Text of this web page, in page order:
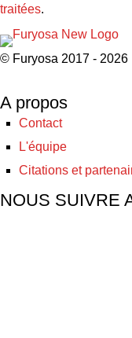
traitées.
© Furyosa 2017 - 2026
A propos
Contact
L'équipe
Citations et
NOUS SUIVRE